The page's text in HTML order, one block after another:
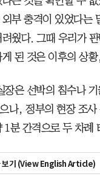
외부 충격이 있었다는
려웠다. 그때 우리가
게 된 것은 이후의 상
장은 선박의 침수나
나, 정부의 현장 조
1분 간격으로 두 차례
보기 (View English Article)